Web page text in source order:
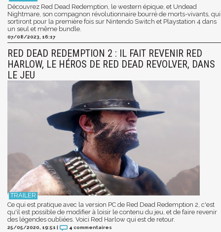
Découvrez Red Dead Redemption, le western épique, et Undead
Nightmare, son compagnon révolutionnaire bourré de morts-vivants, qui
sortiront pour la première fois sur Nintendo Switch et Playstation 4 dans
un seul et même bundle.
07/08/2023, 16:17
RED DEAD REDEMPTION 2 : IL FAIT REVENIR RED
HARLOW, LE HÉROS DE RED DEAD REVOLVER, DANS
LE JEU
Ce qui est pratique avec la version PC de Red Dead Redemption 2, c'est
qu'il est possible de modifier à loisir le contenu du jeu, et de faire revenir
des légendes oubliées. Voici Red Harlow qui est de retour.
25/05/2020, 19:51 | 4 commentaires